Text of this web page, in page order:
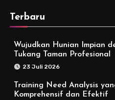
Terbaru
Wujudkan Hunian Impian
Tukang Taman Profesional
23 Juli 2026
Training Need Analysis
Komprehensif dan Efektif